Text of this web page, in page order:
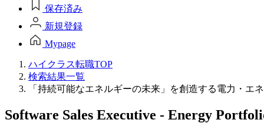
保存済み
新規登録
Mypage
ハイクラス転職TOP
検索結果一覧
「持続可能なエネルギーの未来」を創造する電力・エ
Software Sales Executive - Energy